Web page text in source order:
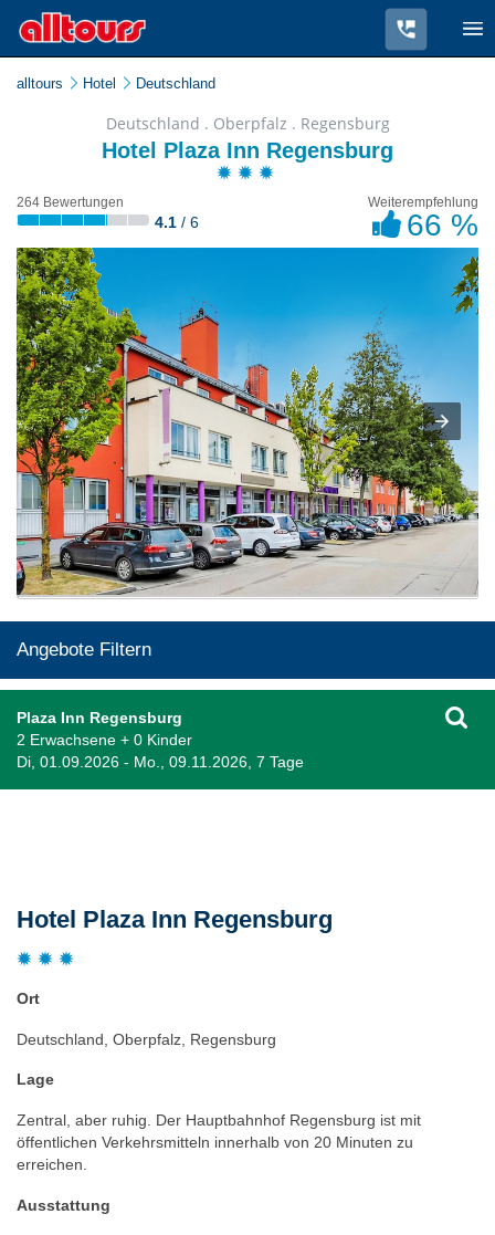
alltours Hotel Deutschland
Deutschland . Oberpfalz . Regensburg
Hotel Plaza Inn Regensburg
264 Bewertungen
4.1 / 6
Weiterempfehlung
66 %
Angebote Filtern
Plaza Inn Regensburg
2 Erwachsene + 0 Kinder
Di, 01.09.2026 - Mo., 09.11.2026, 7 Tage
Hotel Plaza Inn Regensburg
Ort
Deutschland, Oberpfalz, Regensburg
Lage
Zentral, aber ruhig. Der Hauptbahnhof Regensburg ist mit
öffentlichen Verkehrsmitteln innerhalb von 20 Minuten zu
erreichen.
Ausstattung